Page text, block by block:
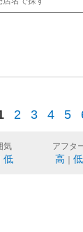
2 3 4 5
気
低
アフタ
高 低